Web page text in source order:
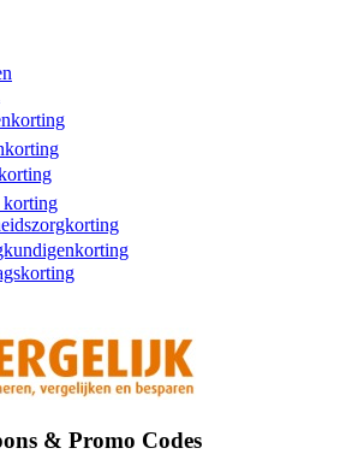
korting
& Promo Codes